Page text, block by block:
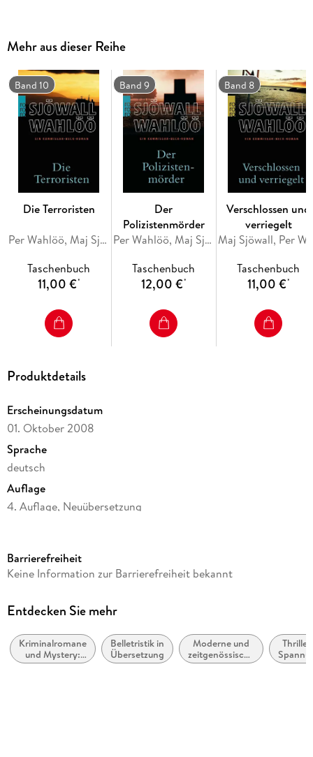
Mehr aus dieser Reihe
Band 10
Die Terroristen
Per Wahlöö, Maj Sjöwall
Taschenbuch
11,00 €*
Band 9
Der
Polizistenmörder
Per Wahlöö, Maj Sjöwall
Taschenbuch
12,00 €*
Band 8
Verschlossen und
verriegelt
Taschenbuch
11,00 €*
Produktdetails
Erscheinungsdatum
01. Oktober 2008
Sprache
deutsch
Auflage
4. Auflage, Neuübersetzung
Reihe
Autor/Autorin
Übersetzung
Hedwig M. Binder
Barrierefreiheit
Keine Information zur Barrierefreiheit bekannt
Entdecken Sie mehr
Kriminalromane
und Mystery:
Polizeiarbeit &
Belletristik in
Übersetzung
Moderne und
zeitgenössische
Belletristik: